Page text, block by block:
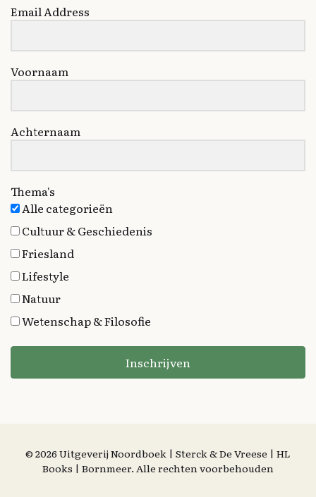
Email Address
Voornaam
Achternaam
Thema's
Alle categorieën
Cultuur & Geschiedenis
Friesland
Lifestyle
Natuur
Wetenschap & Filosofie
Inschrijven
© 2026 Uitgeverij Noordboek | Sterck & De Vreese | HL
Books | Bornmeer. Alle rechten voorbehouden